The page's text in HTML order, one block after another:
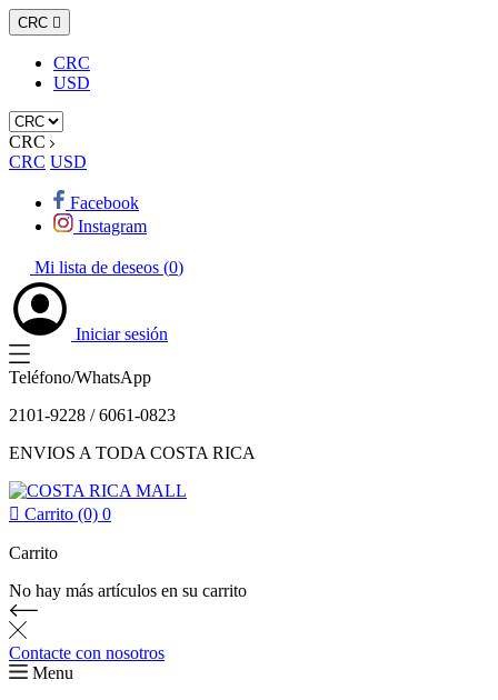
CRC 
CRC
USD
CRC
CRC USD
Facebook
Instagram
Mi lista de deseos (0)
Iniciar sesión
Teléfono/WhatsApp
2101-9228 / 6061-0823
ENVIOS A TODA COSTA RICA
 Carrito (0) 0
Carrito
No hay más artículos en su carrito
Contacte con nosotros
Menu